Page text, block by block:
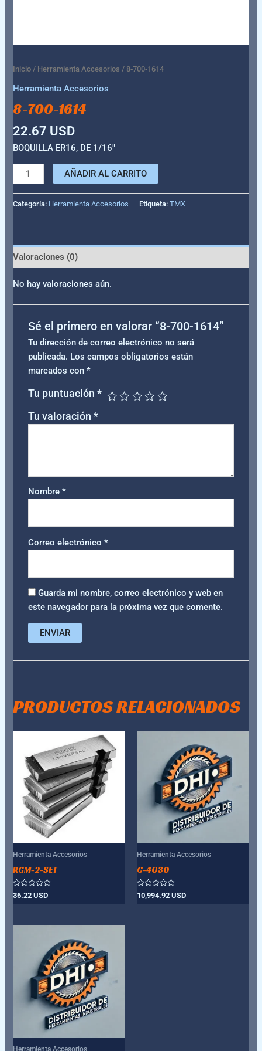
Inicio / Herramienta Accesorios / 8-700-1614
Herramienta Accesorios
8-700-1614
22.67 USD
BOQUILLA ER16, DE 1/16″
AÑADIR AL CARRITO
Categoría: Herramienta Accesorios Etiqueta:TMX
Valoraciones (0)
No hay valoraciones aún.
Sé el primero en valorar “8-700-1614”
Tu dirección de correo electrónico no será
publicada. Los campos obligatorios están
marcados con *
Tu puntuación *
Tu valoración *
Nombre *
Correo electrónico *
Guarda mi nombre, correo electrónico y web en
este navegador para la próxima vez que comente.
PRODUCTOS RELACIONADOS
Herramienta Accesorios
RGM-2-SET
Valorado
con
36.22USD
Herramienta Accesorios
C-4030
Valorado
con
10,994.92 USD
Herramienta Accesorios